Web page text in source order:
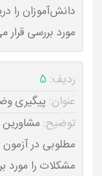
دانش‌آموزان را
مورد بررسی قرار
ردیف: 5
عنوان: پیگیری
توضیح: مشاورین
مطلوبی در آزمون
مشکلات را مورد